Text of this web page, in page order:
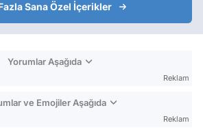
Sana Özel İçerikler
Yorumlar Aşağıda
Reklam
ve Emojiler Aşağıda
Reklam